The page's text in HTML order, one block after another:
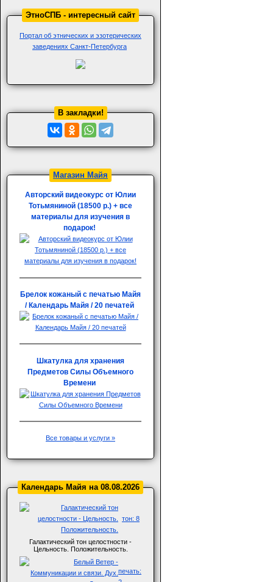
ЭтноСПБ - интересный сайт
Портал об этнических и эзотерических
заведениях Санкт-Петербурга
В закладки!
Магазин Майя
Авторский видеокурс от Юлии
Тотьмяниной (18500 р.) + все
материалы для изучения в
подарок!
Брелок кожаный с печатью Майя
/ Календарь Майя / 20 печатей
Шкатулка для хранения
Предметов Силы Объемного
Времени
Все товары и услуги »
Календарь Майя на 08.08.2026
тон: 8
Галактический тон целостности -
Цельность. Положительность.
печать: